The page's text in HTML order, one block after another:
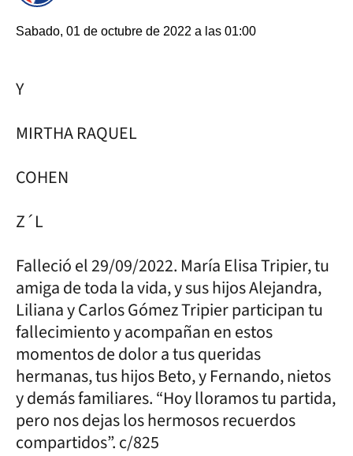
Sabado, 01 de octubre de 2022 a las 01:00
Y
MIRTHA RAQUEL
COHEN
Z´L
Falleció el 29/09/2022. María Elisa Tripier, tu
amiga de toda la vida, y sus hijos Alejandra,
Liliana y Carlos Gómez Tripier participan tu
fallecimiento y acompañan en estos
momentos de dolor a tus queridas
hermanas, tus hijos Beto, y Fernando, nietos
y demás familiares. “Hoy lloramos tu partida,
pero nos dejas los hermosos recuerdos
compartidos”. c/825